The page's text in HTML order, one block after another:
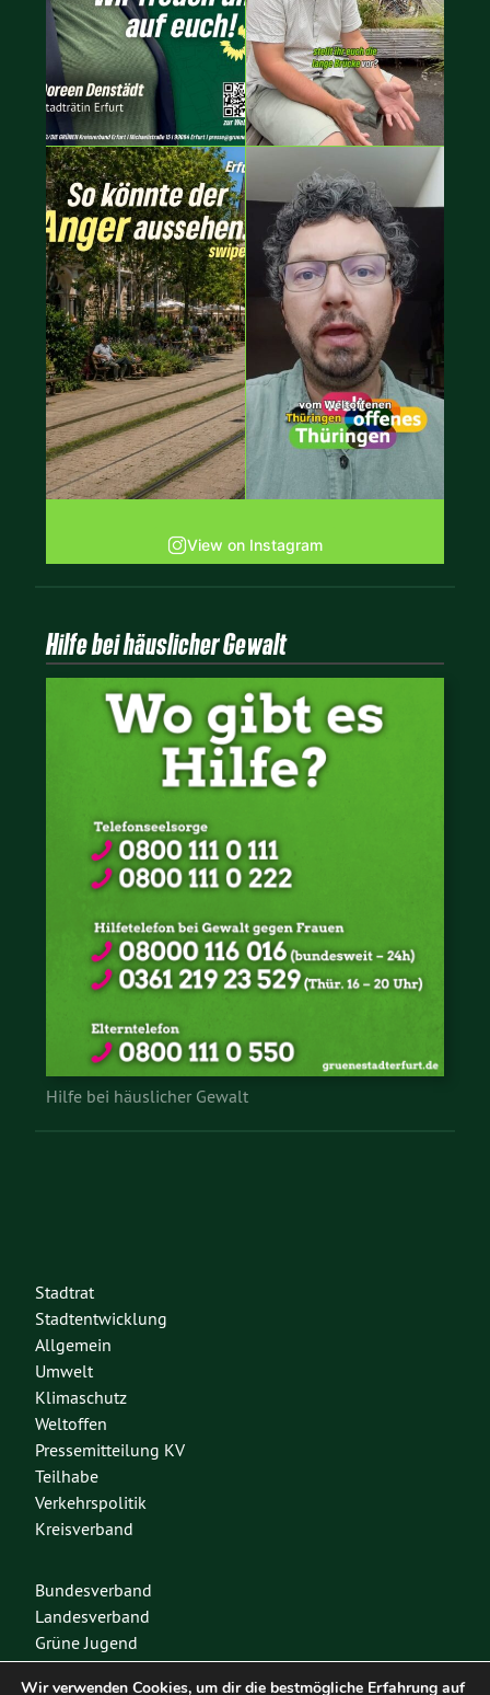
View on Instagram
Hilfe bei häuslicher Gewalt
Hilfe bei häuslicher Gewalt
Stadtrat
Stadtentwicklung
Allgemein
Umwelt
Klimaschutz
Weltoffen
Pressemitteilung KV
Teilhabe
Verkehrspolitik
Kreisverband
Bundesverband
Landesverband
Grüne Jugend
Spenden
Wir verwenden Cookies, um dir die bestmögliche Erfahrung auf